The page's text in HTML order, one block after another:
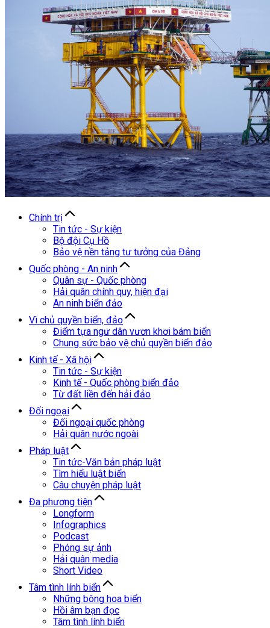
Chính trị
Tin tức - Sự kiện
Bộ đội Cụ Hồ
Bảo vệ nền tảng tư tưởng của Đảng
Quốc phòng - An ninh
Quân sự - Quốc phòng
Hải quân chính quy, hiện đại
An ninh biển đảo
Vì chủ quyền biển, đảo
Điểm tựa ngư dân vươn khơi bám biển
Chung sức bảo vệ chủ quyền biển đảo
Kinh tế - Xã hội
Tin tức - Sự kiện
Kinh tế - Quốc phòng biển đảo
Từ đất liền đến hải đảo
Đối ngoại
Đối ngoại quốc phòng
Hải quân nước ngoài
Pháp luật
Tin tức-Văn bản pháp luật
Tìm hiểu luật biển
Câu chuyện pháp luật
Đa phương tiện
Longform
Infographics
Podcast
Phóng sự ảnh
Hải quân media
Short Video
Tâm tình lính biển
Những bông hoa biển
Hồi âm bạn đọc
Tâm tình lính biển